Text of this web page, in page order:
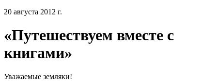
20 августа 2012 г.
«Путешествуем вместе с
книгами»
Уважаемые земляки!